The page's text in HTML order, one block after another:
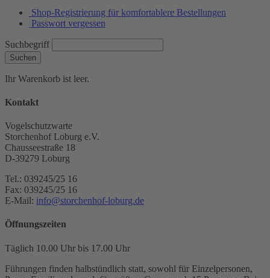
Shop-Registrierung für komfortablere Bestellungen
Passwort vergessen
Suchbegriff
Suchen
Ihr Warenkorb ist leer.
Kontakt
Vogelschutzwarte
Storchenhof Loburg e.V.
Chausseestraße 18
D-39279 Loburg
Tel.: 039245/25 16
Fax: 039245/25 16
E-Mail: info@storchenhof-loburg.de
Öffnungszeiten
Täglich 10.00 Uhr bis 17.00 Uhr
Führungen finden halbstündlich statt, sowohl für Einzelpersonen,